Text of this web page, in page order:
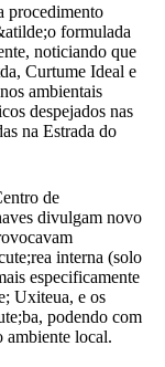
procedimento
formulada
noticiando que
Curtume Ideal e
ambientais
despejados nas
na Estrada do
de
divulgam novo
interna (solo
especificamente
Uxiteua, e os
podendo com
ambiente local.